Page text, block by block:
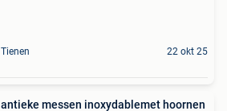
Tienen 22 okt 25
antieke messen inoxydablemet hoornen